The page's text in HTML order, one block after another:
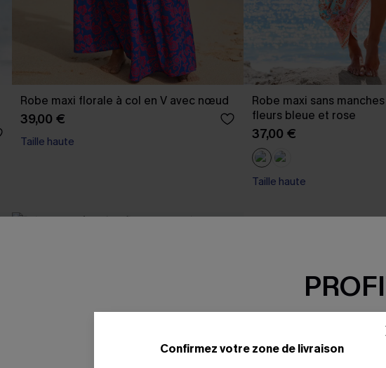
Robe maxi florale à col en V avec nœud
39,00 €
Taille haute
Robe maxi sans
fleurs bleue et rose
37,00 €
Taille haute
Confirmez votre zone de livraison
-15%
*Un code par